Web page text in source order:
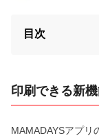
目次
印刷できる新機
MAMADAYSアプリ